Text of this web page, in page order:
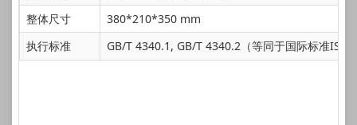
整体尺寸
380*210*350 mm
执行标准
GB/T 4340.1, GB/T 4340.2（等同于国际标准ISO